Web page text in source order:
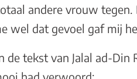
andere vrouw
wel dat gevoel gaf mij
de tekst van Jalal ad-